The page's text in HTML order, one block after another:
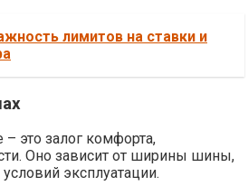
лимитов на ставки и
это залог комфорта,
Оно зависит от ширины шины,
эксплуатации.